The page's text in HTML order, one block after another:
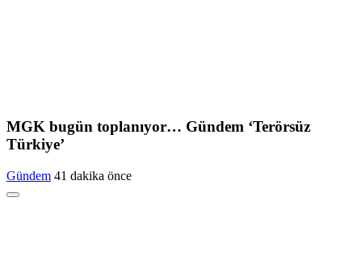
MGK bugün toplanıyor… Gündem ‘Terörsüz
Türkiye’
Gündem 41 dakika önce